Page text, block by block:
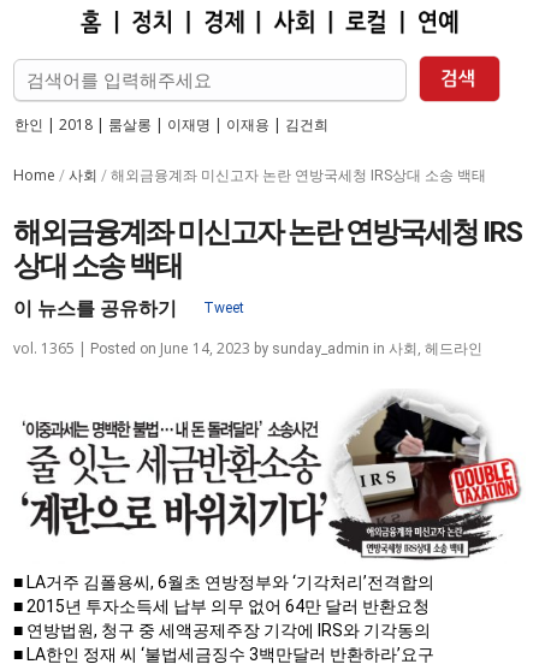
한인 |2018|룸살롱|이재명 |이재용| 김건희
Home 사회 /해외금융계좌 미신고자 논란 연방국세청 IRS상대 소송 백태
해외금융계좌 미신고자 논란 연방국세청 IRS
상대 소송 백태
vol. 1365 |Posted onJune 14, 2023bysunday_admin in사회,헤드라인